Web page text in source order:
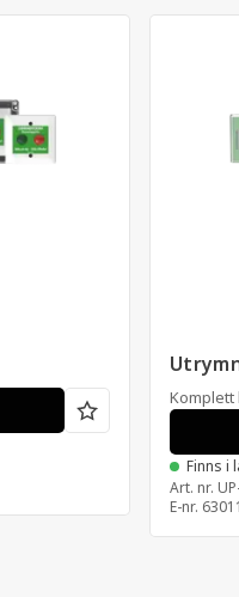
Komplett
Finns i
Art. nr.
E-nr.